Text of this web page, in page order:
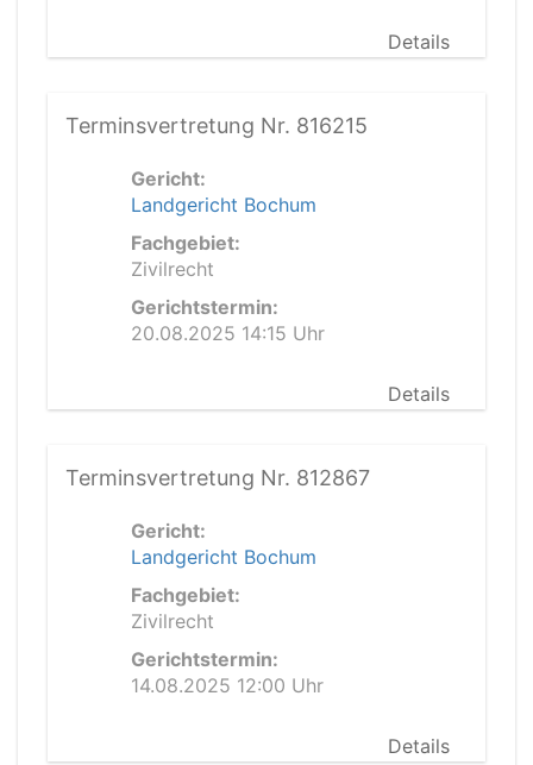
Details
Terminsvertretung Nr. 816215
Gericht:
Landgericht Bochum
Fachgebiet:
Zivilrecht
Gerichtstermin:
20.08.2025 14:15 Uhr
Details
Terminsvertretung Nr. 812867
Gericht:
Landgericht Bochum
Fachgebiet:
Zivilrecht
Gerichtstermin:
14.08.2025 12:00 Uhr
Details